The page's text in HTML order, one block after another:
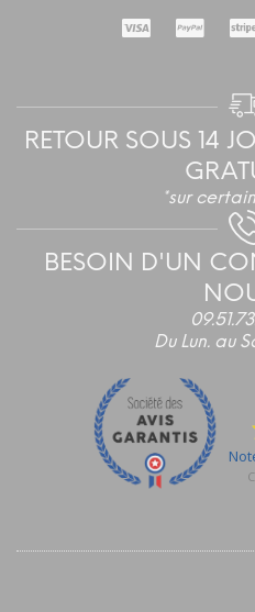
RETOUR SOUS 14
*sur
BESOIN D'UN
Du Lun. au